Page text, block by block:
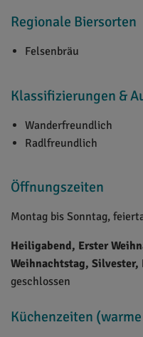
Regionale Biersorten
Felsenbräu
Klassifizierungen &
Wanderfreundlich
Radlfreundlich
Öffnungszeiten
Montag bis Sonntag,
Heiligabend, Erster
Weihnachtstag,
geschlossen
Küchenzeiten